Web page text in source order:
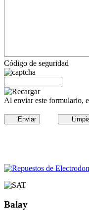
Código de seguridad
Al enviar este formulario,
Enviar
Balay